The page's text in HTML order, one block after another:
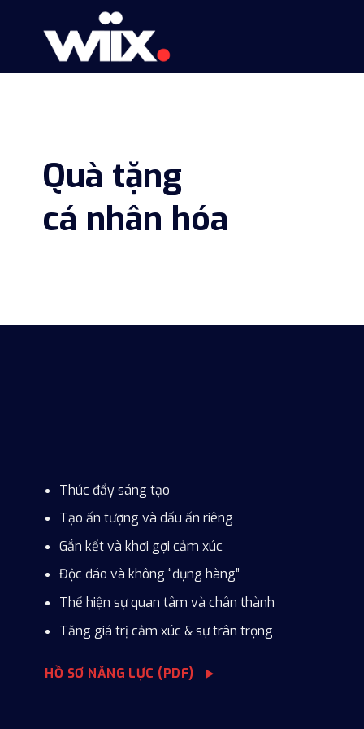
Quà tặng
cá nhân hóa
Thúc đẩy sáng tạo
Tạo ấn tượng và dấu ấn riêng
Gắn kết và khơi gợi cảm xúc
Độc đáo và không “đụng hàng”
Thể hiện sự quan tâm và chân thành
Tăng giá trị cảm xúc & sự trân trọng
HỒ SƠ NĂNG LỰC (PDF)